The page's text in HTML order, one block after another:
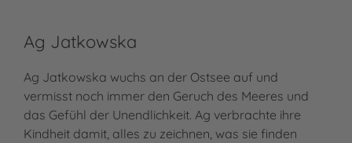
Ag Jatkowska
Ag Jatkowska wuchs an der Ostsee auf und
vermisst noch immer den Geruch des Meeres und
das Gefühl der Unendlichkeit. Ag verbrachte ihre
Kindheit damit, alles zu zeichnen, was sie finden